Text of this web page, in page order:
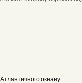
океану